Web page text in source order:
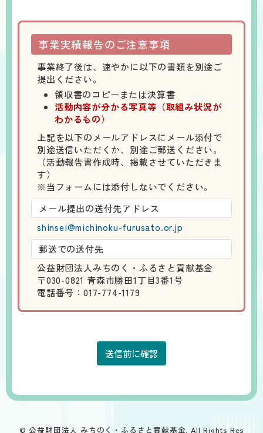
事業実績報告のご注意事項
事業終了後は、速やかに以下の書類を別途ご
提出ください。
領収書のコピーまたは決算書
活動内容が分かる写真等（取組み状況が
わかるもの）
上記を以下のメールアドレスにメール添付で
別途送信いただくか、別途ご郵送ください。
（活動報告書作成時、掲載させていただきま
す）
※当フォームには添付しないでください。
メール提出の送付先アドレス
shinsei@michinoku-furusato.or.jp
郵送での送付先
公益財団法人みちのく・ふるさと貢献基金
〒030-0821 青森市勝田1丁目3番1号
電話番号：017-774-1179
© 公益財団法人 みちのく・ふるさと貢献基金. All Rights Res